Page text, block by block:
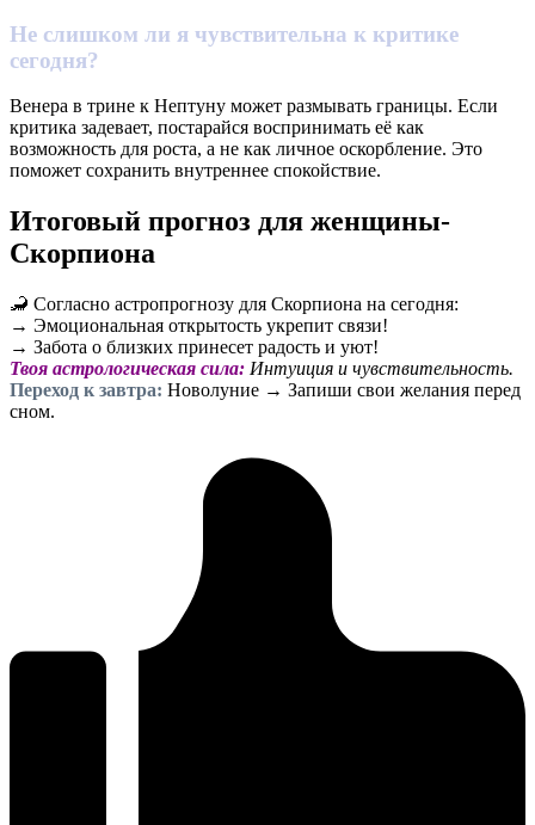
Не слишком ли я чувствительна к критике
сегодня?
Венера в трине к Нептуну может размывать границы. Если
критика задевает, постарайся воспринимать её как
возможность для роста, а не как личное оскорбление. Это
поможет сохранить внутреннее спокойствие.
Итоговый прогноз для женщины-
Скорпиона
🦂 Согласно астропрогнозу для Скорпиона на сегодня:
→ Эмоциональная открытость укрепит связи!
→ Забота о близких принесет радость и уют!
Твоя астрологическая сила: Интуиция и чувствительность.
Переход к завтра: Новолуние → Запиши свои желания перед
сном.